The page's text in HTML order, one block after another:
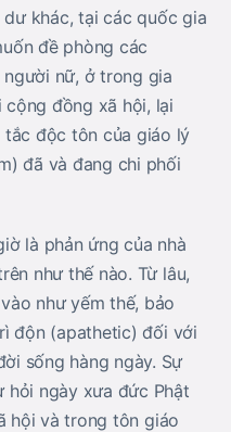
khác, tại các quốc gia
đề phòng các
nữ, ở trong gia
đồng xã hội, lại
tắc độc tôn của giáo lý
đã và đang chi phối
là phản ứng của nhà
như thế nào. Từ lâu,
như yếm thế, bảo
độn (apathetic) đối với
sống hàng ngày. Sự
hỏi ngày xưa đức Phật
hội và trong tôn giáo